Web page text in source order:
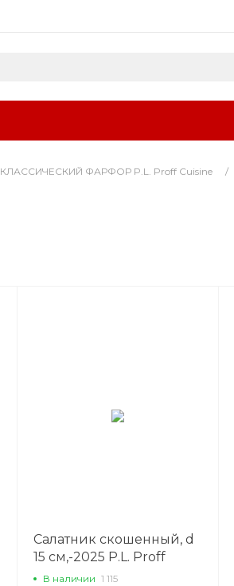
КЛАССИЧЕСКИЙ ФАРФОР P.L. Proff Cuisine /
Салатник скошенный, d
15 см,-2025 P.L. Proff
Cuisine
В наличии 1 115